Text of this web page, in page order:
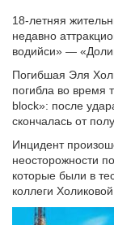
18-летняя
недавно
водийси» —
Погибшая Эля
погибла во время
block»: после
скончалась от
Инцидент
неосторожности
которые были в
коллеги Холиковой.